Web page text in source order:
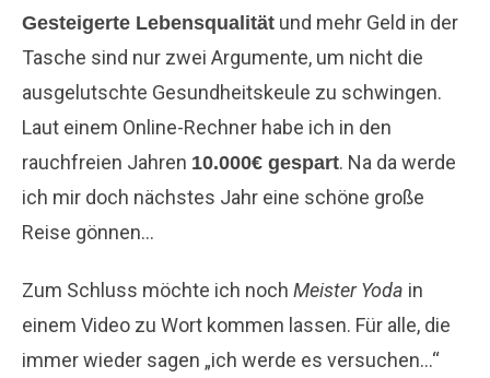
Gesteigerte Lebensqualität und mehr Geld in der
Tasche sind nur zwei Argumente, um nicht die
ausgelutschte Gesundheitskeule zu schwingen.
Laut einem Online-Rechner habe ich in den
rauchfreien Jahren 10.000€ gespart. Na da werde
ich mir doch nächstes Jahr eine schöne große
Reise gönnen…
Zum Schluss möchte ich noch Meister Yoda in
einem Video zu Wort kommen lassen. Für alle, die
immer wieder sagen „ich werde es versuchen…“